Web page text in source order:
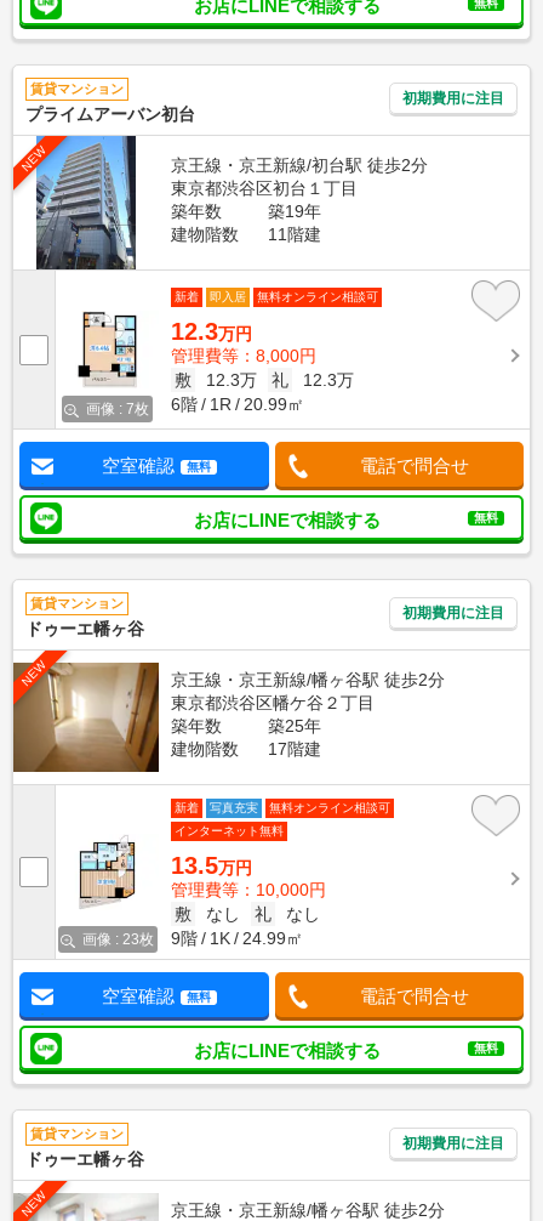
お店にLINEで相談する
賃貸マンション
プライムアーバン初台
初期費用に注目
NEW
京王線・京王新線/初台駅 徒歩2分
東京都渋谷区初台１丁目
築年数
築19年
建物階数
11階建
画像 : 7枚
新着 即入居 無料オンライン相談可
12.3万円
管理費等：8,000円
敷
12.3万 礼
12.3万
6階
1R 20.99㎡
空室確認 無料 電話で問合せ
お店にLINEで相談する 無料
賃貸マンション
ドゥーエ幡ヶ谷
初期費用に注目
NEW
京王線・京王新線/幡ヶ谷駅 徒歩2分
東京都渋谷区幡ケ谷２丁目
築年数
築25年
建物階数
17階建
画像 : 23枚
新着 写真充実
無料オンライン相談可
インターネット無料
13.5万円
管理費等：10,000円
敷
なし 礼
なし
9階
1K 24.99㎡
空室確認 無料 電話で問合せ
お店にLINEで相談する 無料
賃貸マンション
ドゥーエ幡ヶ谷
初期費用に注目
NEW
京王線・京王新線/幡ヶ谷駅 徒歩2分